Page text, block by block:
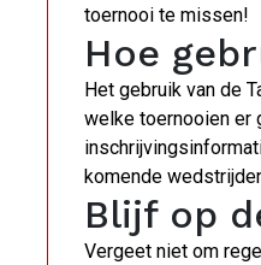
toernooi te missen!
Hoe
Het gebruik van de
welke toernooien er
komende
Blijf op
Vergeet niet om